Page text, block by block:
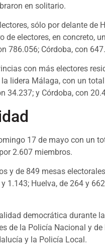
en solitario.
sólo por delante de
electores, en concreto,
786.056; Córdoba, con
con más electores
lidera Málaga, con un
34.237; y Córdoba, con
17 de mayo con un
2.607 miembros.
y de 849 mesas
1.143; Huelva, de 264 y
democrática durante
de la Policía Nacional y
y la Policía Local.